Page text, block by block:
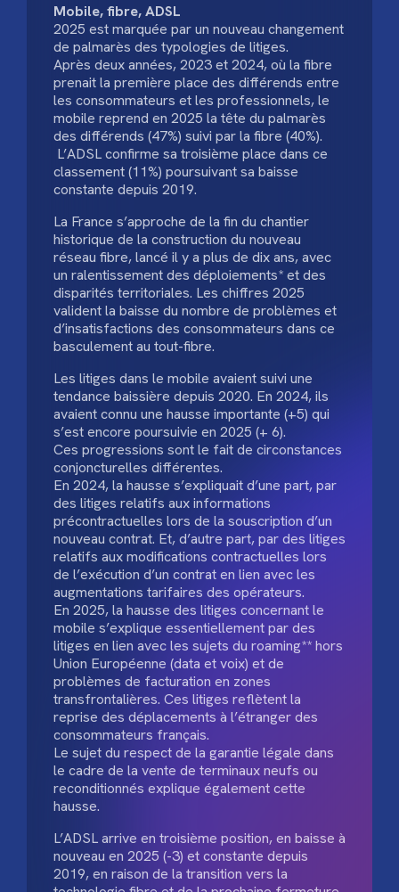
Mobile, fibre, ADSL
2025 est marquée par un nouveau changement
de palmarès des typologies de litiges.
Après deux années, 2023 et 2024, où la fibre
prenait la première place des différends entre
les consommateurs et les professionnels, le
mobile reprend en 2025 la tête du palmarès
des différends (47%) suivi par la fibre (40%).
L’ADSL confirme sa troisième place dans ce
classement (11%) poursuivant sa baisse
constante depuis 2019.
La France s’approche de la fin du chantier
historique de la construction du nouveau
réseau fibre, lancé il y a plus de dix ans, avec
un ralentissement des déploiements* et des
disparités territoriales. Les chiffres 2025
valident la baisse du nombre de problèmes et
d’insatisfactions des consommateurs dans ce
basculement au tout-fibre.
Les litiges dans le mobile avaient suivi une
tendance baissière depuis 2020. En 2024, ils
avaient connu une hausse importante (+5) qui
s’est encore poursuivie en 2025 (+ 6).
Ces progressions sont le fait de circonstances
conjoncturelles différentes.
En 2024, la hausse s’expliquait d’une part, par
des litiges relatifs aux informations
précontractuelles lors de la souscription d’un
nouveau contrat. Et, d’autre part, par des litiges
relatifs aux modifications contractuelles lors
de l’exécution d’un contrat en lien avec les
augmentations tarifaires des opérateurs.
En 2025, la hausse des litiges concernant le
mobile s’explique essentiellement par des
litiges en lien avec les sujets du roaming** hors
Union Européenne (data et voix) et de
problèmes de facturation en zones
transfrontalières. Ces litiges reflètent la
reprise des déplacements à l’étranger des
consommateurs français.
Le sujet du respect de la garantie légale dans
le cadre de la vente de terminaux neufs ou
reconditionnés explique également cette
hausse.
L’ADSL arrive en troisième position, en baisse à
nouveau en 2025 (-3) et constante depuis
2019, en raison de la transition vers la